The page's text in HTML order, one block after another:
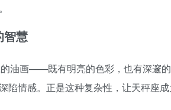
智慧
油画——既有明亮的色彩，也有深邃
陷情感。正是这种复杂性，让天秤座